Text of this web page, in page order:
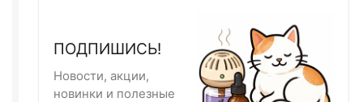
ПОДПИШИСЬ!
Новости, акции,
новинки и полезные